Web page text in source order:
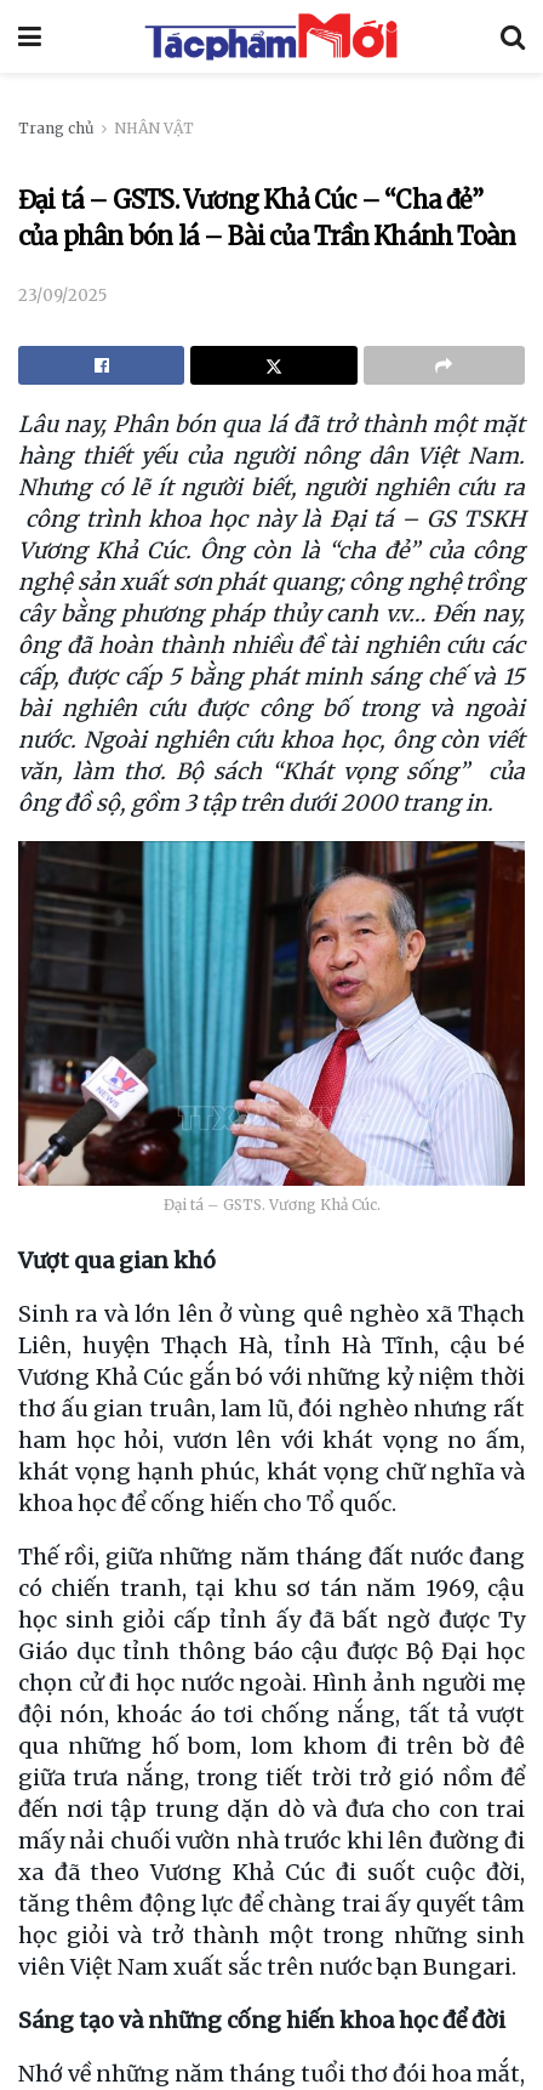
Trang chủ NHÂN VẬT
Đại tá – GSTS. Vương Khả Cúc – “Cha đẻ”
của phân bón lá – Bài của Trần Khánh Toàn
23/09/2025
Lâu nay, Phân bón qua lá đã trở thành một mặt
hàng thiết yếu của người nông dân Việt Nam.
Nhưng có lẽ ít người biết, người nghiên cứu ra
công trình khoa học nàylà Đại tá – GS TSKH
Vương Khả Cúc. Ông còn là “cha đẻ” của công
nghệ sản xuất sơn phát quang; công nghệ trồng
cây bằng phương pháp thủy canh v.v… Đến nay,
ông đã hoàn thành nhiềuđề tài nghiên cứu các
cấp, được cấp 5 bằng phát minh sáng chế và 15
bài nghiên cứu được công bố trong và ngoài
nước. Ngoài nghiên cứu khoa học, ông còn viết
văn, làm thơ. Bộ sách “Khát vọng sống” của
ông đồ sộ, gồm 3 tập trên dưới2000 trang in.
Đại tá – GSTS. Vương Khả Cúc.
Vượt qua gian khó
Sinh ra và lớn lên ở vùng quê nghèo xã Thạch
Liên, huyện Thạch Hà, tỉnh Hà Tĩnh, cậu bé
Vương Khả Cúc gắn bó với những kỷ niệm thời
thơ ấu gian truân, lam lũ, đói nghèo nhưng rất
ham học hỏi, vươn lên với khát vọng no ấm,
khát vọng hạnh phúc, khát vọng chữ nghĩa và
khoa học để cống hiến cho Tổ quốc.
Thế rồi, giữa những năm tháng đất nước đang
có chiến tranh, tại khu sơ tán năm 1969, cậu
học sinh giỏi cấp tỉnh ấy đã bất ngờ được Ty
Giáo dục tỉnh thông báo cậu được Bộ Đại học
chọn cử đi học nước ngoài. Hình ảnh người mẹ
đội nón, khoác áo tơi chống nắng, tất tả vượt
qua những hố bom, lom khom đi trên bờ đê
giữa trưa nắng, trong tiết trời trở gió nồm để
đến nơi tập trung dặn dò và đưa cho con trai
mấy nải chuối vườn nhà trước khi lên đường đi
xa đã theo Vương Khả Cúc đi suốt cuộc đời,
tăng thêm động lực để chàng trai ấy quyết tâm
học giỏi và trở thành một trong những sinh
viên Việt Nam xuất sắc trên nước bạn Bungari.
Sáng tạo và những cống hiến khoa học để đời
Nhớ về những năm tháng tuổi thơ đói hoa mắt,